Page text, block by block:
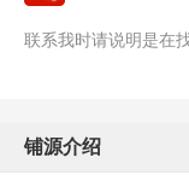
联系我时请说明是在
铺源介绍